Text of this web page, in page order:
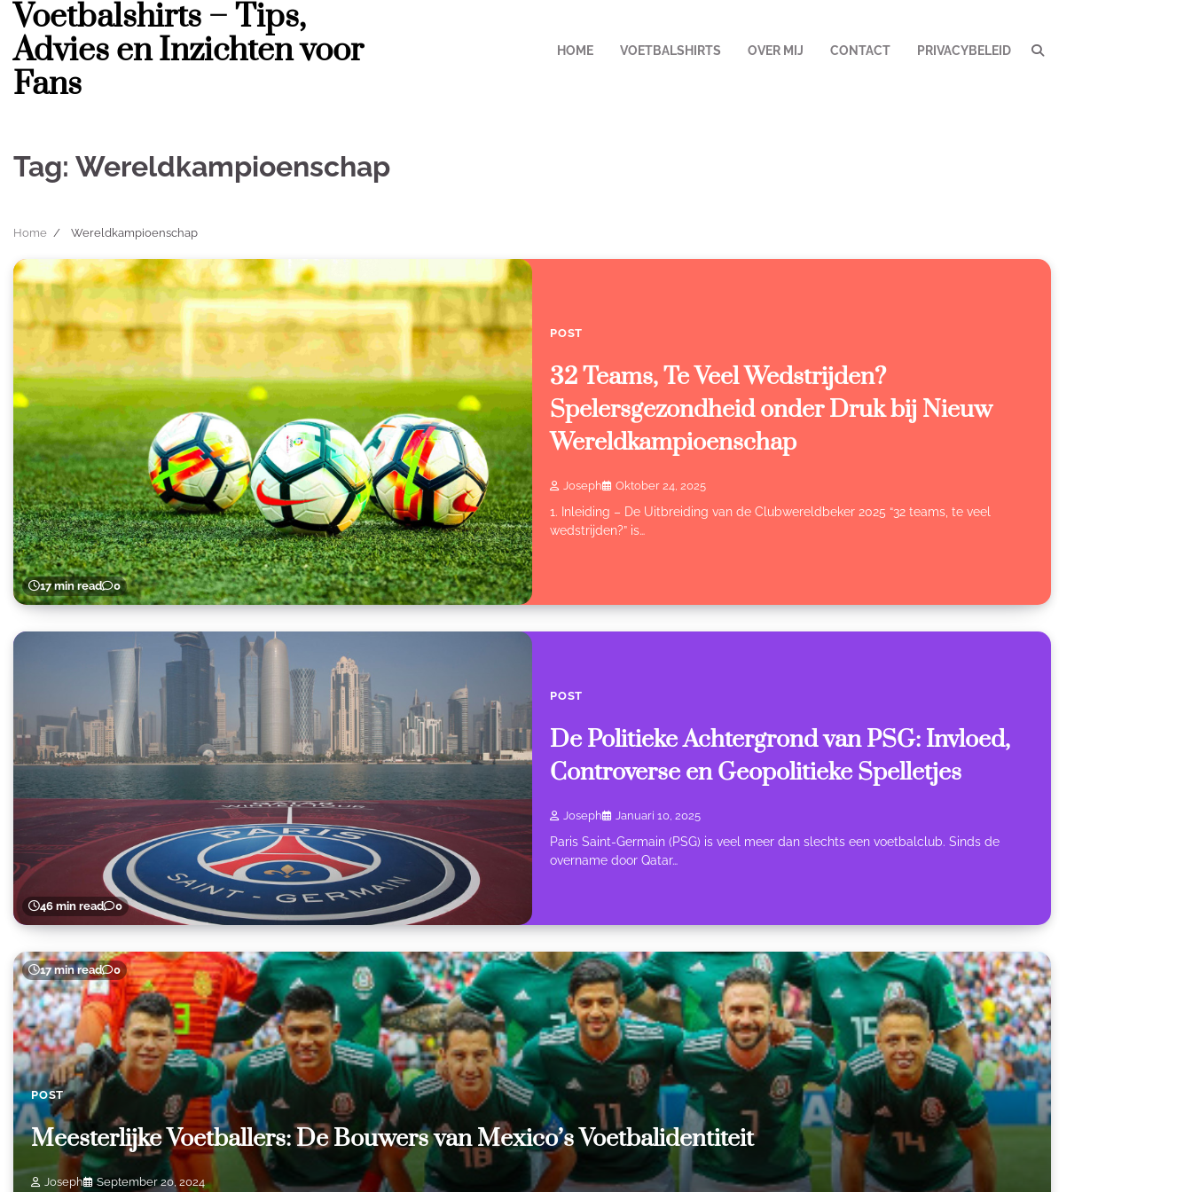
Skip
content
Voetbalshirts – Tips,
Advies en Inzichten voor
Fans
HOME VOETBALSHIRTS OVER MIJ CONTACT PRIVACYBELEID
Tag: Wereldkampioenschap
Home Wereldkampioenschap
17 min read 0
POST
32 Teams, Te Veel Wedstrijden?
Spelersgezondheid onder Druk bij Nieuw
Wereldkampioenschap
Joseph Oktober 24, 2025
1. Inleiding – De Uitbreiding van de Clubwereldbeker 2025 “32 teams, te veel
wedstrijden?” is…
46 min read 0
POST
De Politieke Achtergrond van PSG: Invloed,
Controverse en Geopolitieke Spelletjes
Joseph Januari 10, 2025
Paris Saint-Germain (PSG) is veel meer dan slechts een voetbalclub. Sinds de
overname door Qatar…
17 min read 0
POST
Meesterlijke Voetballers: De Bouwers van Mexico’s Voetbalidentiteit
Joseph September 20, 2024